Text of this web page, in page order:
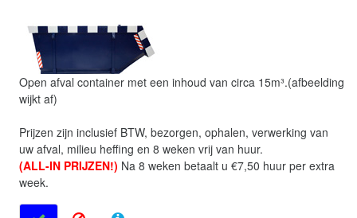
Open afval container met een inhoud van circa 15m³.(afbeelding
wijkt af)
Prijzen zijn inclusief BTW, bezorgen, ophalen, verwerking van
uw afval, milieu heffing en 8 weken vrij van huur.
(ALL-IN PRIJZEN!) Na 8 weken betaalt u €7,50 huur per extra
week.